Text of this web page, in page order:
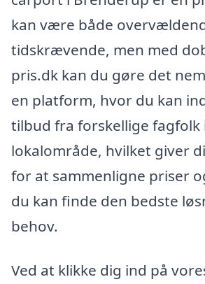
kan være både
tidskrævende, men med
pris.dk kan du gøre det
en platform, hvor du kan
tilbud fra forskellige fagfolk
lokalområde, hvilket giver
for at sammenligne priser
du kan finde den bedste
behov.
Ved at klikke dig ind på